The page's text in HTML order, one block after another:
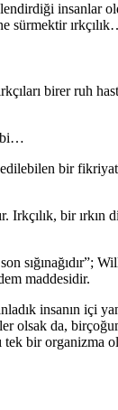
insanlar
sürmektir
birer ruh
edilebilen bir
bir ırkın
sığınağıdır”;
maddesidir.
insanın içi
olsak da,
tek bir